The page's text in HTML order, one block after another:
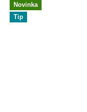
Novinka
Tip